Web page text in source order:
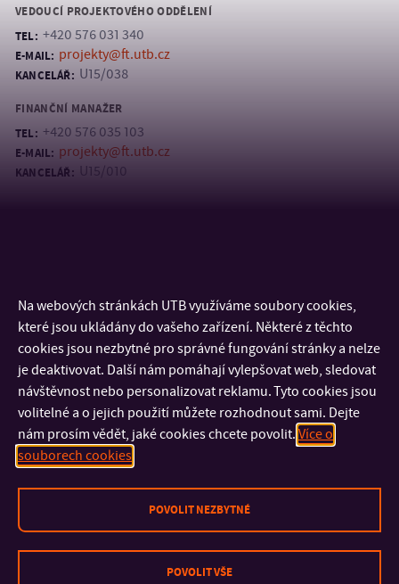
VEDOUCÍ PROJEKTOVÉHO ODDĚLENÍ
TEL: +420 576 031 340
E-MAIL: projekty@ft.utb.cz
KANCELÁŘ: U15/038
FINANČNÍ MANAŽER
TEL: +420 576 035 103
E-MAIL: projekty@ft.utb.cz
KANCELÁŘ: U15/010
KONTAKT
FAKULTY A SOUČÁSTI
Na webových stránkách UTB využíváme soubory cookies,
které jsou ukládány do vašeho zařízení. Některé z těchto
cookies jsou nezbytné pro správné fungování stránky a nelze
je deaktivovat. Další nám pomáhají vylepšovat web, sledovat
návštěvnost nebo personalizovat reklamu. Tyto cookies jsou
volitelné a o jejich použití můžete rozhodnout sami. Dejte
nám prosím vědět, jaké cookies chcete povolit. Více o
souborech cookies
POVOLIT NEZBYTNÉ
POVOLIT VŠE